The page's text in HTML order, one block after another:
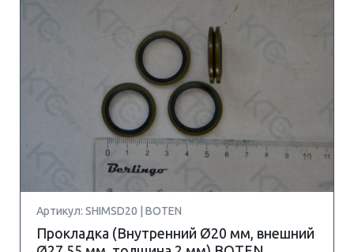
Артикул: SHIMSD20 | BOTEN
Прокладка (Внутренний Ø20 мм, внешний